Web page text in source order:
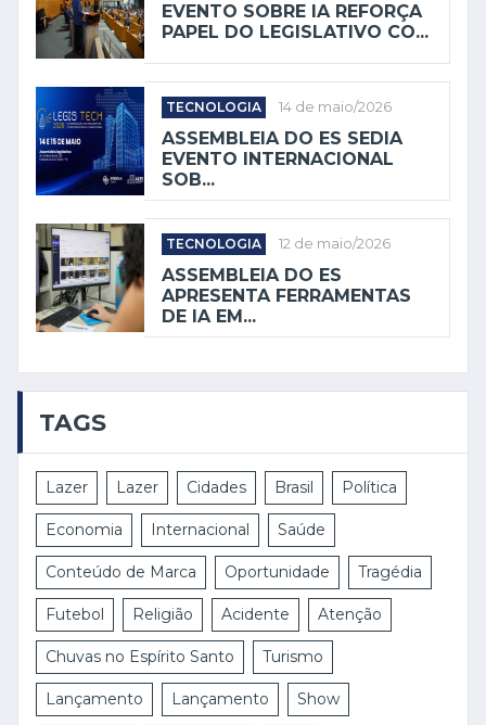
EVENTO SOBRE IA REFORÇA
PAPEL DO LEGISLATIVO CO...
TECNOLOGIA 14 de maio/2026
ASSEMBLEIA DO ES SEDIA
EVENTO INTERNACIONAL
SOB...
TECNOLOGIA 12 de maio/2026
ASSEMBLEIA DO ES
APRESENTA FERRAMENTAS
DE IA EM...
TAGS
Lazer Lazer Cidades Brasil Política
Economia Internacional Saúde
Conteúdo de Marca Oportunidade Tragédia
Futebol Religião Acidente Atenção
Chuvas no Espírito Santo Turismo
Lançamento Lançamento Show